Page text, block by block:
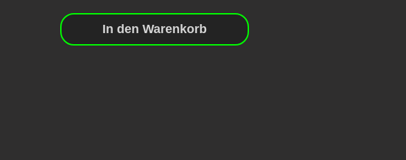
In den Warenkorb